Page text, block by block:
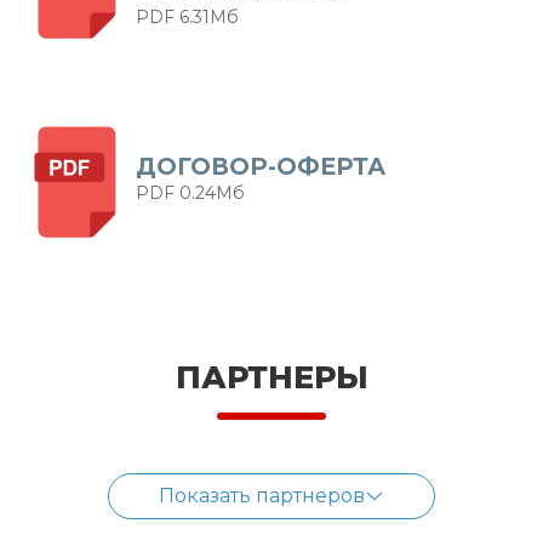
PDF 6.31Мб
ДОГОВОР-ОФЕРТА
PDF 0.24Мб
ПАРТНЕРЫ
Показать партнеров